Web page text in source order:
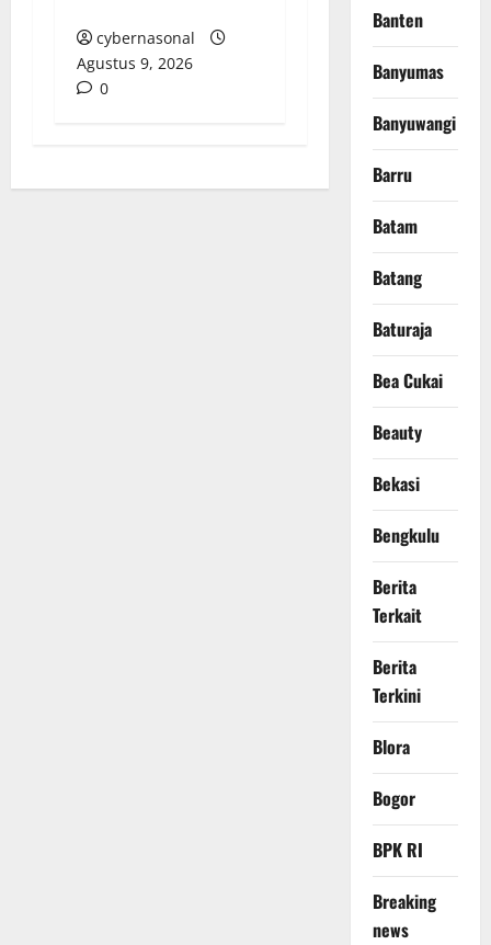
cybernasonal
Agustus 9, 2026
0
Banten
Banyumas
Banyuwangi
Barru
Batam
Batang
Baturaja
Bea Cukai
Beauty
Bekasi
Bengkulu
Berita
Terkait
Berita
Terkini
Blora
Bogor
BPK RI
Breaking
news